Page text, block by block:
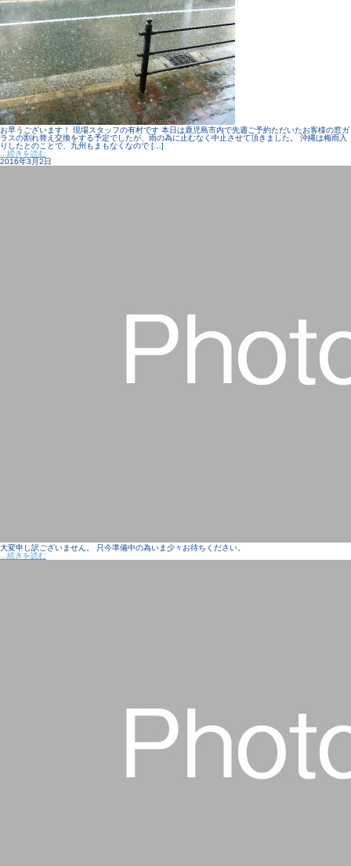
お早うございます！ 現場スタッフの有村です 本日は鹿児島市内で先週ご予約ただいたお客様の窓ガ
ラスの割れ替え交換をする予定でしたが、雨の為に止むなく中止させて頂きました。 沖縄は梅雨入
りしたとのことで、九州もまもなくなので […]
...続きを読む
2016年3月2日
大変申し訳ございません。 只今準備中の為いま少々お待ちください。
...続きを読む